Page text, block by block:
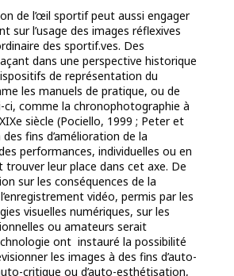
de l’œil sportif peut aussi engager
sur l’usage des images réflexives
des sportif.ves. Des
dans une perspective historique
de représentation du
les manuels de pratique, ou de
comme la chronophotographie à
siècle (Pociello, 1999 ; Peter et
fins d’amélioration de la
performances, individuelles ou en
trouver leur place dans cet axe. De
sur les conséquences de la
vidéo, permis par les
visuelles numériques, sur les
ou amateurs serait
ont instauré la possibilité
les images à des fins d’auto-
critique ou d’auto-esthétisation,